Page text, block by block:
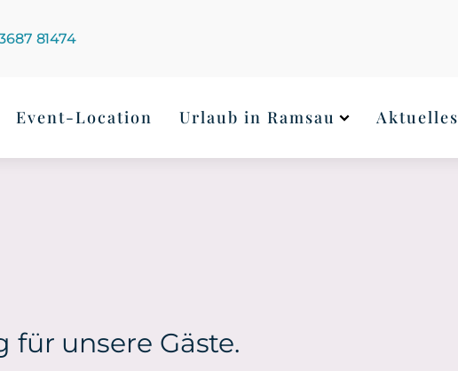
81474
Event-Location Urlaub in Ramsau Aktuelles
unsere Gäste.